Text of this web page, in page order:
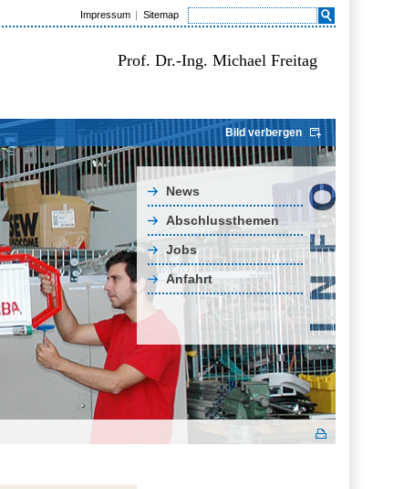
Impressum Sitemap
Prof. Dr.-Ing. Michael Freitag
Bild verbergen
News
Abschlussthemen
Jobs
Anfahrt